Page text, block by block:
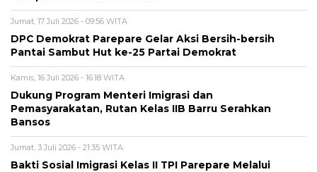
Jumat, 17 Juli 2026 - 09:56 WITA
DPC Demokrat Parepare Gelar Aksi Bersih-bersih
Pantai Sambut Hut ke-25 Partai Demokrat
Kamis, 16 Juli 2026 - 16:18 WITA
Dukung Program Menteri Imigrasi dan
Pemasyarakatan, Rutan Kelas IIB Barru Serahkan
Bansos
Jumat, 3 Juli 2026 - 21:35 WITA
Bakti Sosial Imigrasi Kelas II TPI Parepare Melalui